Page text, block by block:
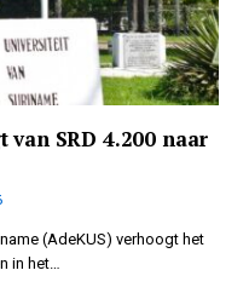
SRD 4.200 naar
(AdeKUS) verhoogt het
in het…